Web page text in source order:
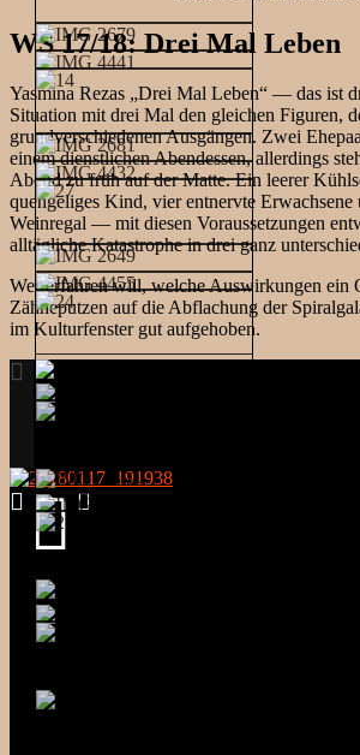
WS 17/18: Drei Mal Leben
Yasmina Rezas „Drei Mal Leben“ — das ist
Situation mit drei Mal den gleichen Figuren,
grundverschiedenen Ausgängen. Zwei
einem dienstlichen Abendessen, allerdings
Abend zu früh auf der Matte. Ein leerer
quengeliges Kind, vier entnervte Erwachsene
Weinregal — mit diesen Voraussetzungen
alltägliche Katastrophe in drei ganz
Wer erfahren will, welche Auswirkungen ein
Zähneputzen auf die Abflachung der
im Kulturfenster gut aufgehoben.